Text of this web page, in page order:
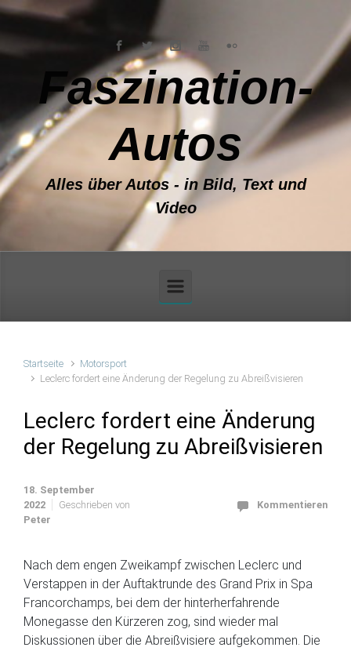
Zum Hauptinhalt springen
Faszination-
Autos
Alles über Autos - in Bild, Text und
Video
Startseite
Motorsport
Leclerc fordert eine Änderung der Regelung zu Abreißvisieren
Leclerc fordert eine Änderung
der Regelung zu Abreißvisieren
18. September
2022
Geschrieben von
Peter
Kommentieren
Nach dem engen Zweikampf zwischen Leclerc und
Verstappen in der Auftaktrunde des Grand Prix in Spa
Francorchamps, bei dem der hinterherfahrende
Monegasse den Kürzeren zog, sind wieder mal
Diskussionen über die Abreißvisiere aufgekommen. Die